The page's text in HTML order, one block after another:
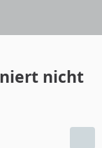
nicht